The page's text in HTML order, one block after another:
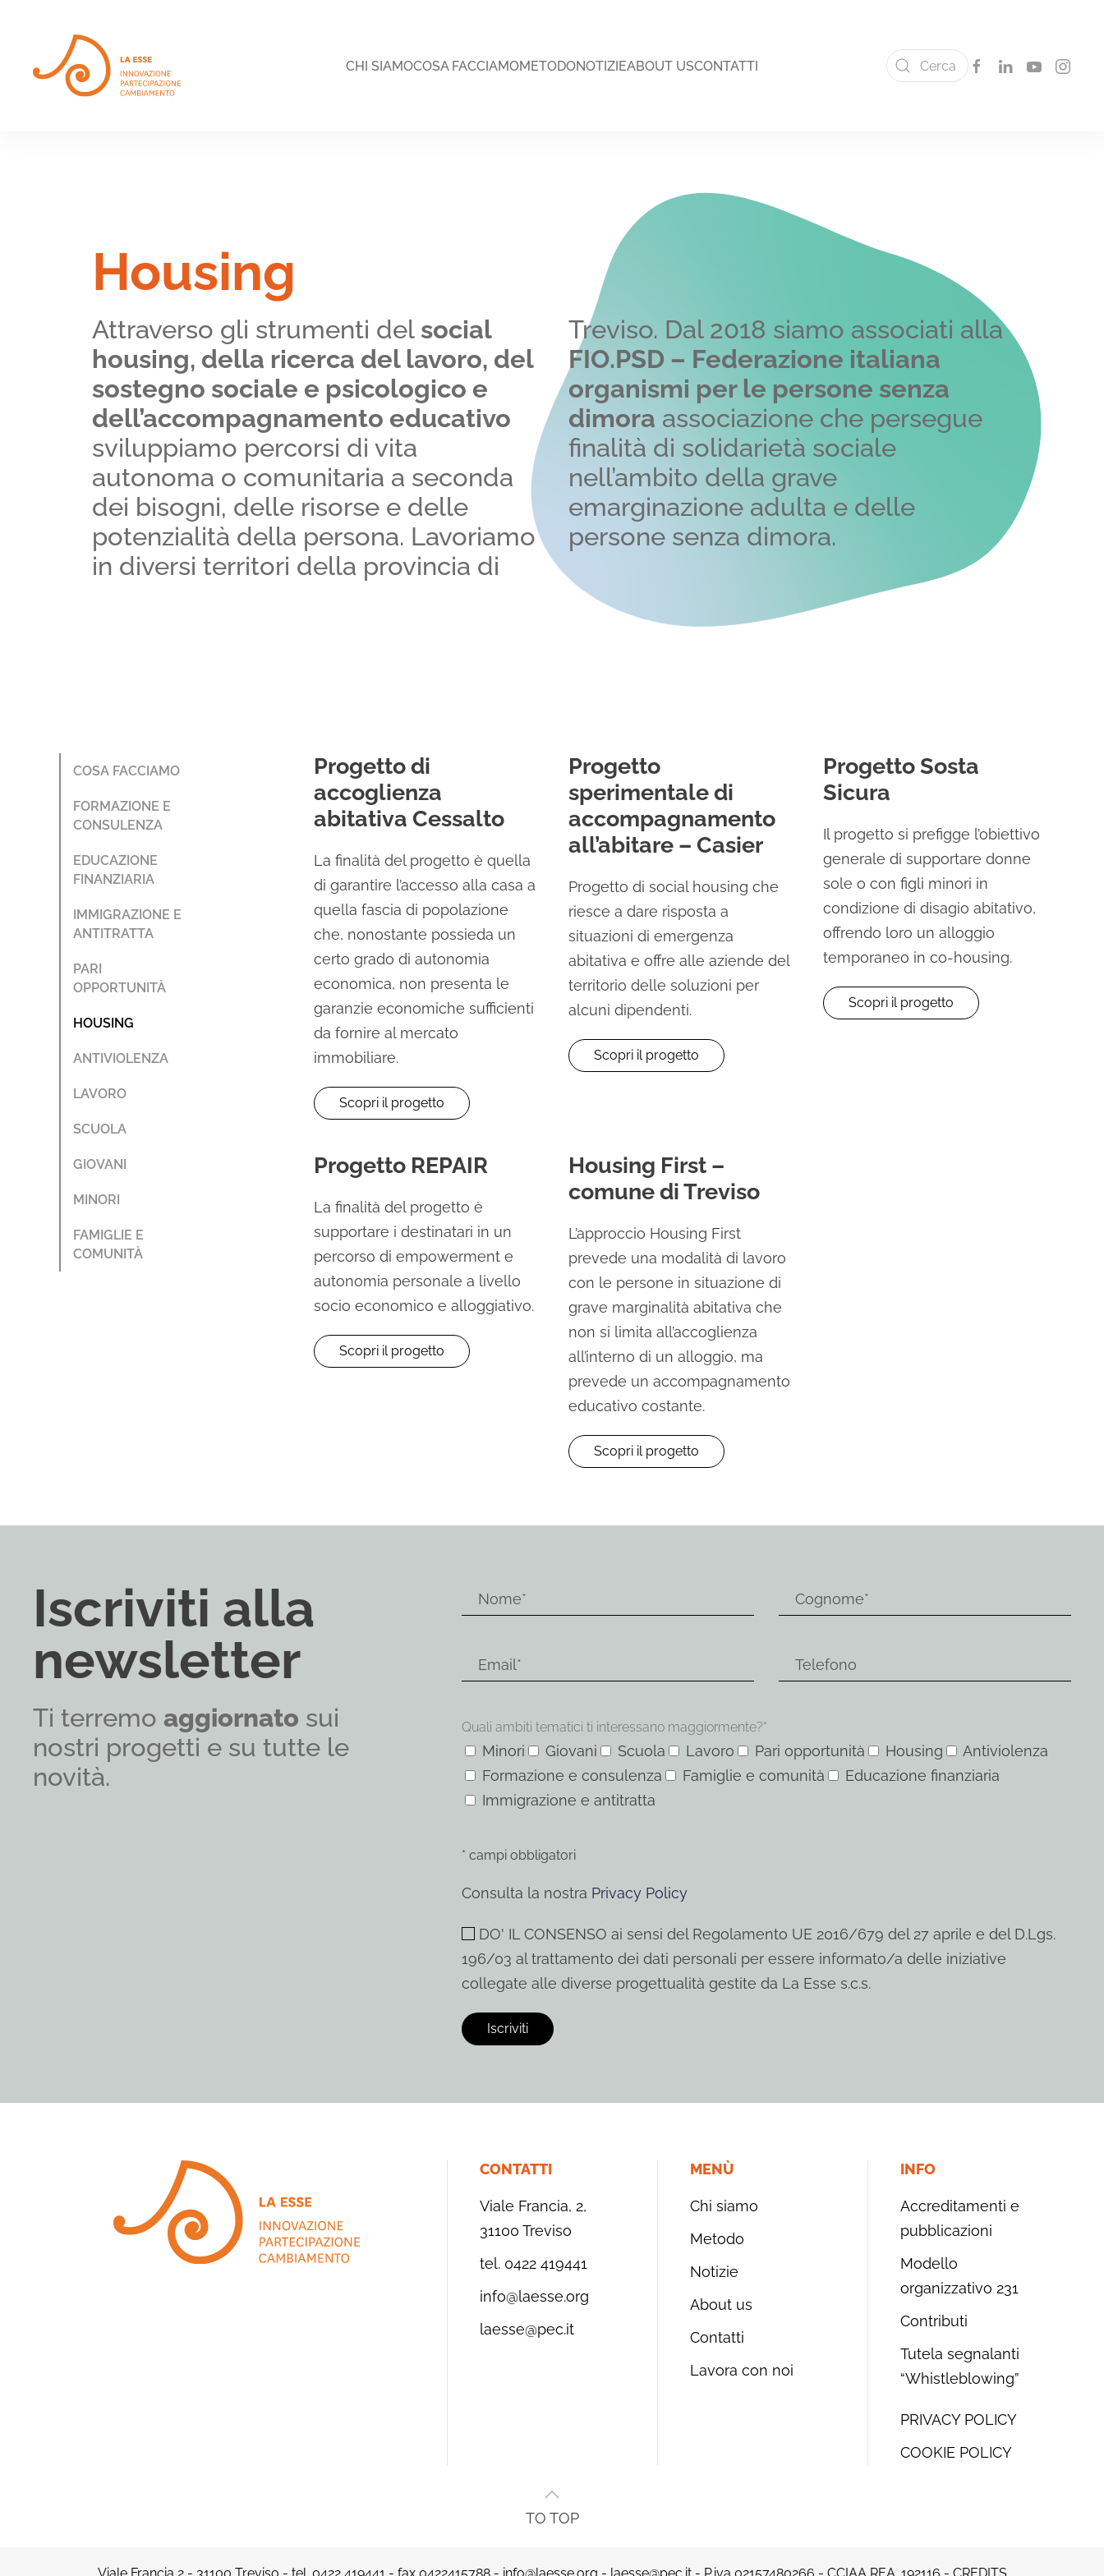
Skip to main content
CHI SIAMOCOSA FACCIAMOMETODONOTIZIEABOUT USCONTATTI
Housing
Attraverso gli strumenti del social
housing, della ricerca del lavoro, del
sostegno sociale e psicologico e
dell’accompagnamento educativo
sviluppiamo percorsi di vita
autonoma o comunitaria a seconda
dei bisogni, delle risorse e delle
potenzialità della persona. Lavoriamo
in diversi territori della provincia di
Treviso. Dal 2018 siamo associati alla
FIO.PSD – Federazione italiana
organismi per le persone senza
dimora associazione che persegue
finalità di solidarietà sociale
nell’ambito della grave
emarginazione adulta e delle
persone senza dimora.
COSA FACCIAMO
FORMAZIONE E
CONSULENZA
EDUCAZIONE
FINANZIARIA
IMMIGRAZIONE E
ANTITRATTA
PARI
OPPORTUNITÀ
HOUSING
ANTIVIOLENZA
LAVORO
SCUOLA
GIOVANI
MINORI
FAMIGLIE E
COMUNITÀ
Progetto di
accoglienza
abitativa Cessalto
La finalità del progetto è quella
di garantire l’accesso alla casa a
quella fascia di popolazione
che, nonostante possieda un
certo grado di autonomia
economica, non presenta le
garanzie economiche sufficienti
da fornire al mercato
immobiliare.
Scopri il progetto
Progetto
sperimentale di
accompagnamento
all’abitare – Casier
Progetto di social housing che
riesce a dare risposta a
situazioni di emergenza
abitativa e offre alle aziende del
territorio delle soluzioni per
alcuni dipendenti.
Scopri il progetto
Progetto Sosta
Sicura
Il progetto si prefigge l’obiettivo
generale di supportare donne
sole o con figli minori in
condizione di disagio abitativo,
offrendo loro un alloggio
temporaneo in co-housing.
Scopri il progetto
Progetto REPAIR
La finalità del progetto è
supportare i destinatari in un
percorso di empowerment e
autonomia personale a livello
socio economico e alloggiativo.
Scopri il progetto
Housing First –
comune di Treviso
L’approccio Housing First
prevede una modalità di lavoro
con le persone in situazione di
grave marginalità abitativa che
non si limita all’accoglienza
all’interno di un alloggio, ma
prevede un accompagnamento
educativo costante.
Scopri il progetto
Iscriviti alla
newsletter
Ti terremo aggiornato sui
nostri progetti e su tutte le
novità.
Quali ambiti tematici ti interessano maggiormente?*
Minori Giovani Scuola Lavoro Pari opportunità Housing
Antiviolenza
Formazione e consulenza
Famiglie e comunità
Educazione finanziaria
Immigrazione e antitratta
* campi obbligatori
Consulta la nostra Privacy Policy
DO' IL CONSENSO ai sensi del Regolamento UE 2016/679 del 27 aprile e del D.Lgs.
196/03 al trattamento dei dati personali per essere informato/a delle iniziative
collegate alle diverse progettualità gestite da La Esse s.c.s.
CONTATTI
Viale Francia, 2,
31100 Treviso
tel. 0422 419441
info@laesse.org
laesse@pec.it
MENÙ
Chi siamo
Metodo
Notizie
About us
Contatti
Lavora con noi
INFO
Accreditamenti e
pubblicazioni
Modello
organizzativo 231
Contributi
Tutela segnalanti
“Whistleblowing”
PRIVACY POLICY
COOKIE POLICY
TO TOP